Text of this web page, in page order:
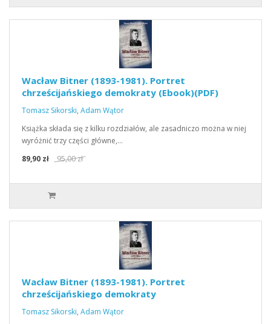
Wacław Bitner (1893-1981). Portret
chrześcijańskiego demokraty (Ebook)(PDF)
Tomasz Sikorski, Adam Wątor
Książka składa się z kilku rozdziałów, ale zasadniczo można w niej
wyróżnić trzy części główne,…
89,90 zł
95,00 zł
Wacław Bitner (1893-1981). Portret
chrześcijańskiego demokraty
Tomasz Sikorski, Adam Wątor